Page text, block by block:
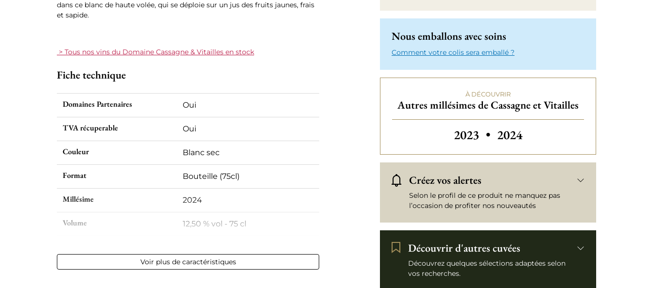
Nous emballons avec soins
Comment votre colis sera emballé ?
À DÉCOUVRIR
Autres millésimes de Cassagne et Vitailles
2023 • Autres millésimes de
2024
Créez vos alertes
Selon le profil de ce produit ne manquez pas
l’occasion de profiter nos nouveautés
Découvrir d'autres cuvées
Découvrez quelques sélections adaptées selon
vos recherches.
dans ce blanc de haute volée, qui se déploie sur un jus des fruits jaunes, frais
et sapide.
> Tous nos vins du Domaine Cassagne & Vitailles en stock
Fiche technique
Domaines Partenaires Oui
TVA récuperable Oui
Couleur Blanc sec
Format Bouteille (75cl)
Millésime 2024
Volume 12,50 % vol - 75 cl
Niveau Parfait
Voir plus de caractéristiques